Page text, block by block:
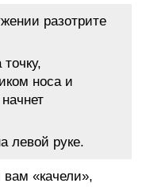
разотрите
носа и
левой руке.
«качели»,